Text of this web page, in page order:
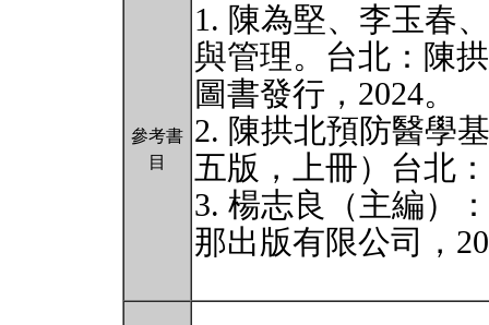
參考書
目
1. 陳為堅、李玉春
與管理。台北：陳
圖書發行，2024。
2. 陳拱北預防醫學
五版，上冊）台北
3. 楊志良（主編）
那出版有限公司，